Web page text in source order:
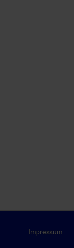
Impressum